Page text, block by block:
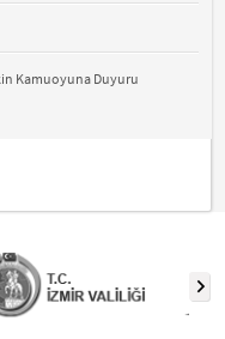
Kamuoyuna Duyuru